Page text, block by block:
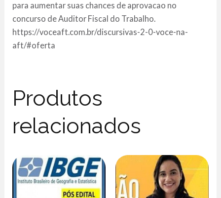
para aumentar suas chances de aprovacao no
concurso de Auditor Fiscal do Trabalho.
https://voceaft.com.br/discursivas-2-0-voce-na-
aft/#oferta
Produtos
relacionados